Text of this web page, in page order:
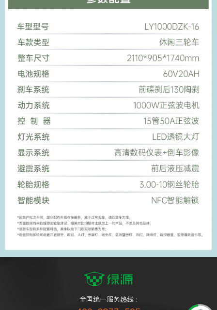
全国统一服务热线 :